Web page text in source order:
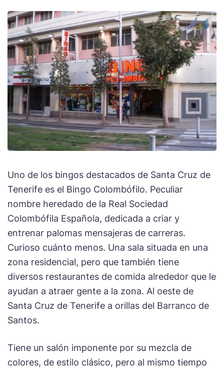
Uno de los bingos destacados de Santa Cruz de
Tenerife es el Bingo Colombófilo. Peculiar
nombre heredado de la Real Sociedad
Colombófila Española, dedicada a criar y
entrenar palomas mensajeras de carreras.
Curioso cuánto menos. Una sala situada en una
zona residencial, pero que también tiene
diversos restaurantes de comida alrededor que le
ayudan a atraer gente a la zona. Al oeste de
Santa Cruz de Tenerife a orillas del Barranco de
Santos.
Tiene un salón imponente por su mezcla de
colores, de estilo clásico, pero al mismo tiempo